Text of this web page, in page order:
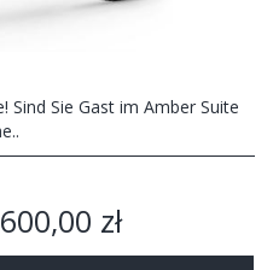
Sind Sie Gast im Amber Suite
600,00 zł